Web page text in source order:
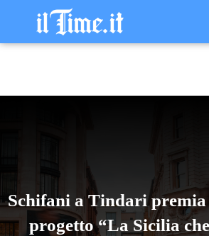
contenuto
Schifani a Tindari
progetto “La Sicilia